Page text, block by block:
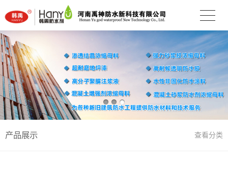
产品展示 查看分类